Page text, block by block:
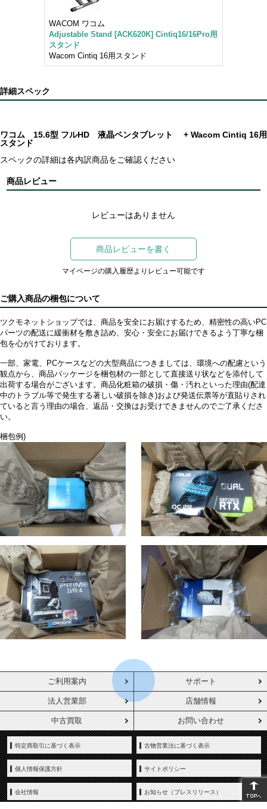
WACOM ワコム
Adjustable Stand [ACK620K] Cintiq16/16Pro用
スタンド
Wacom Cintiq 16用スタンド
詳細スペック
ワコム 15.6型 フルHD 液晶ペンタブレット + Wacom Cintiq 16用
スタンド
スペックの詳細は各内訳商品をご確認ください
商品レビュー
レビューはありません
商品レビューを書く
マイページの購入履歴よりレビュー可能です
ご購入商品の梱包について
ツクモネットショップでは、商品を安全にお届けするため、精密性の高いPC
パーツの配送に緩衝材を敷き詰め、安心・安全にお届けできるよう丁寧な梱
包を心がけております。
一部、家電、PCケースなどの大型商品につきましては、環境への配慮という
観点から、商品パッケージを梱包材の一部として直接送り状などを添付して
出荷する場合がございます。商品化粧箱の破損・傷・汚れといった理由(配達
中のトラブル等で発生する著しい破損を除き)および発送伝票等が直貼りされ
ていると言う理由の場合、返品・交換はお受けできませんのでご了承くださ
い。
梱包例)
ご利用案内 サポート
法人営業部 店舗情報
中古買取 お問い合わせ
特定商取引に基づく表示 古物営業法に基づく表示
個人情報保護方針 サイトポリシー
会社情報 お知らせ（プレスリリース）